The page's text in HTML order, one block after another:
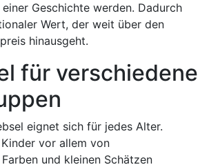
Geschichte werden. Dadurch
Wert, der weit über den
hinausgeht.
für verschiedene
eignet sich für jedes Alter.
vor allem von
und kleinen Schätzen